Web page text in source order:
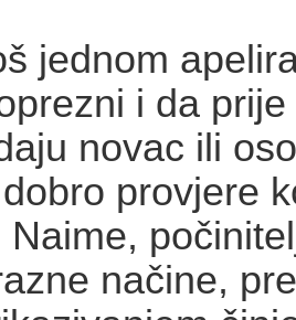
jednom
i da
novac ili
provjere
Naime,
načine,